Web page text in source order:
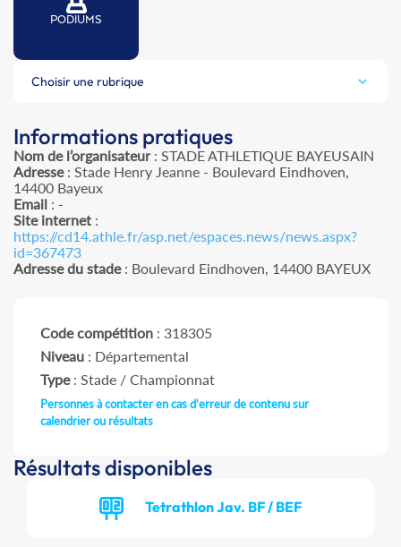
PODIUMS
Choisir une rubrique
Informations pratiques
Nom de l’organisateur: STADE ATHLETIQUE BAYEUSAIN
Adresse: Stade Henry Jeanne - Boulevard Eindhoven,
14400 Bayeux
Email : -
Site internet :
https://cd14.athle.fr/asp.net/espaces.news/news.aspx?
id=367473
Adresse du stade: Boulevard Eindhoven, 14400 BAYEUX
Code compétition : 318305
Niveau : Départemental
Type: Stade / Championnat
Personnes à contacter en cas d'erreur de contenu sur
calendrier ou résultats
Résultats disponibles
Tetrathlon Jav. BF / BEF